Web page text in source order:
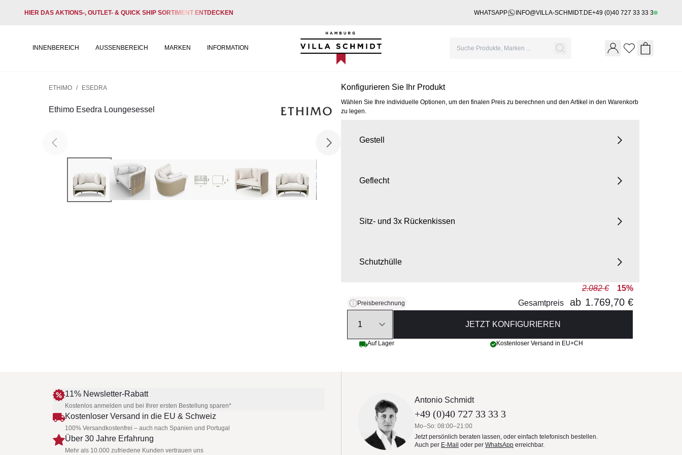
HIER DAS AKTIONS-, OUTLET- & QUICK SHIP SORTIMENT ENTDECKEN WHATSAPP INFO@VILLA-SCHMIDT.DE+49 (0)40 727 33 33 3
INNENBEREICH AUSSENBEREICH MARKEN INFORMATION
Villa Schmidt
Wishlist
ETHIMO / ESEDRA
Ethimo Esedra Loungesessel
Konfigurieren Sie Ihr Produkt
Wählen Sie Ihre individuelle Optionen, um den finalen Preis zu berechnen und den Artikel in den Warenkorb
zu legen.
Gestell
Geflecht
Sitz- und 3x Rückenkissen
Schutzhülle
Preisberechnung
2.082 €
15%
Gesamtpreis
ab 1.769,70 €
JETZT KONFIGURIEREN
Auf Lager Kostenloser Versand in EU+CH
11% Newsletter-Rabatt
Kostenlos anmelden und bei Ihrer ersten Bestellung sparen*
Kostenloser Versand in die EU & Schweiz
100% Versandkostenfrei – auch nach Spanien und Portugal
Über 30 Jahre Erfahrung
Mehr als 10.000 zufriedene Kunden vertrauen uns
Antonio Schmidt
+49 (0)40 727 33 33 3
Mo–So: 08:00–21:00
Jetzt persönlich beraten lassen, oder einfach telefonisch bestellen.
Auch per E-Mail oder per WhatsApp erreichbar.